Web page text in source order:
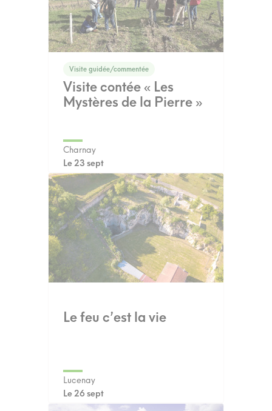
Visite guidée/commentée
Visite contée « Les
Mystères de la Pierre »
Charnay
Le 23 sept
Le feu c’est la vie
Lucenay
Le 26 sept